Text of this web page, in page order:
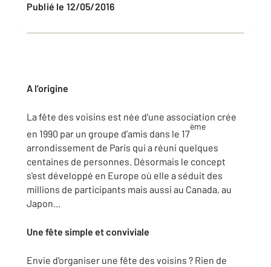
Publié le 12/05/2016
A l’origine
La fête des voisins est née d’une association crée
en 1990 par un groupe d’amis dans le 17
ème
arrondissement de Paris qui a réuni quelques
centaines de personnes. Désormais le concept
s'est développé en Europe où elle a séduit des
millions de participants mais aussi au Canada, au
Japon...
Une fête simple et conviviale
Envie d'organiser une fête des voisins ? Rien de